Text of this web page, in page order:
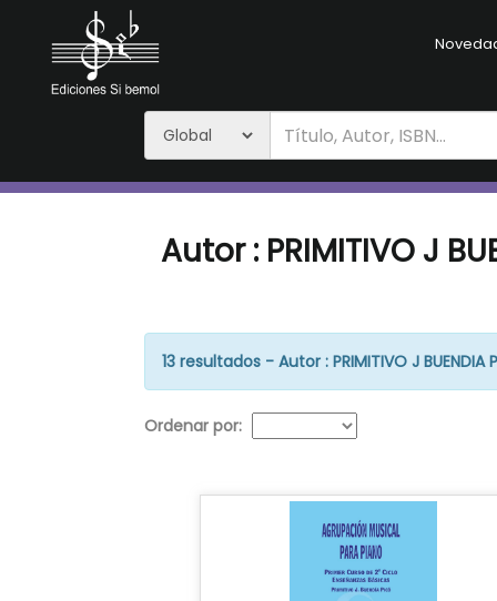
Autor : PRIMITIVO J
13 resultados - Autor : PRIMITIVO J BUENDIA
Ordenar por: